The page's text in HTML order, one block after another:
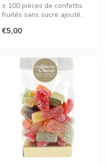
± 100 pièces de confettis
fruités sans sucre ajouté.
sav...
€5,00